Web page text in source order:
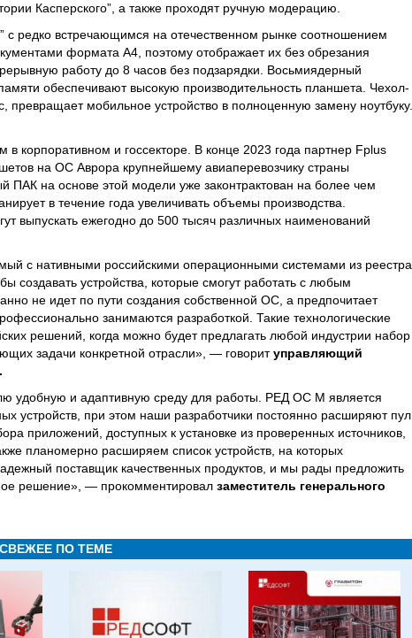
Касперского”, а также проходят ручную модерацию.
редко встречающимся на отечественном рынке соотношением
формата А4, поэтому отображает их без обрезания
работу до 8 часов без подзарядки. Восьмиядерный
обеспечивают высокую производительность планшета. Чехол-
мобильное устройство в полноценную замену ноутбуку.
корпоративном и госсекторе. В конце 2023 года партнер Fplus
на ОС Аврора крупнейшему авиаперевозчику страны
ПАК на основе этой модели уже законтрактован на более чем
в течение года увеличивать объемы производства.
выпускать ежегодно до 500 тысяч различных наименований
с нативными российскими операционными системами из реестра
создавать устройства, которые смогут работать с любым
не идет по пути создания собственной ОС, а предпочитает
занимаются разработкой. Такие технологические
решений, когда можно будет предлагать любой индустрии набор
задачи конкретной отрасли», — говоритуправляющий
удобную и адаптивную среду для работы. РЕД ОС М является
устройств, при этом наши разработчики постоянно расширяют пул
приложений, доступных к установке из проверенных источников,
планомерно расширяем список устройств, на которых
поставщик качественных продуктов, и мы рады предложить
решение», — прокомментировал заместитель генерального
СВЕЖЕЕ ПО ТЕМЕ